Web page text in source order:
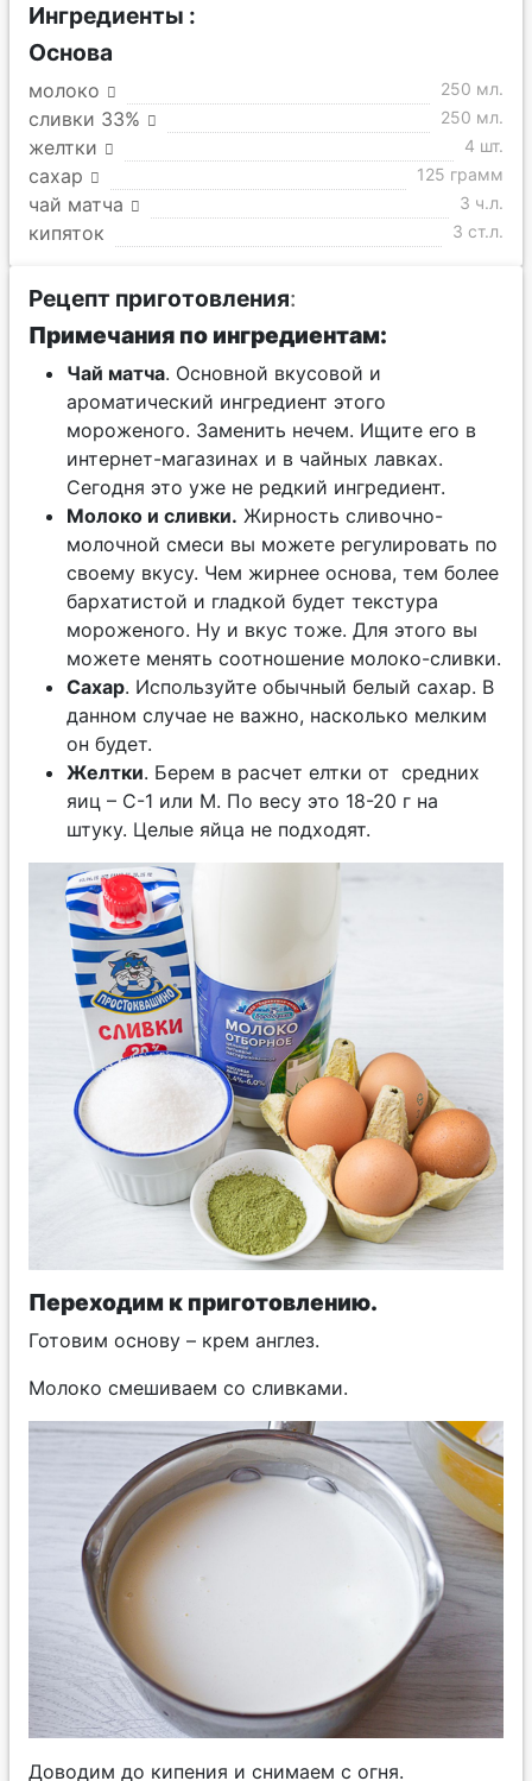
Ингредиенты :
Основа
молоко 250 мл.
сливки 33% 250 мл.
желтки 4 шт.
сахар 125 грамм
чай матча 3 ч.л.
кипяток 3 ст.л.
Рецепт приготовления:
Примечания по ингредиентам:
Чай матча. Основной вкусовой и
ароматический ингредиент этого
мороженого. Заменить нечем. Ищите его в
интернет-магазинах и в чайных лавках.
Сегодня это уже не редкий ингредиент.
Молоко и сливки. Жирность сливочно-
молочной смеси вы можете регулировать по
своему вкусу. Чем жирнее основа, тем более
бархатистой и гладкой будет текстура
мороженого. Ну и вкус тоже. Для этого вы
можете менять соотношение молоко-сливки.
Сахар. Используйте обычный белый сахар. В
данном случае не важно, насколько мелким
он будет.
Желтки. Берем в расчет елтки от средних
яиц – С-1 или М. По весу это 18-20 г на
штуку. Целые яйца не подходят.
Переходим к приготовлению.
Готовим основу – крем англез.
Молоко смешиваем со сливками.
Доводим до кипения и снимаем с огня.